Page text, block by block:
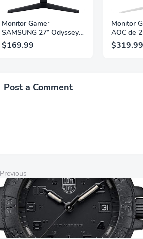
Monitor Gamer
SAMSUNG 27” Odyssey
G5 G53F con Resolución
QHD, HDR10, Frecuencia
Ecualizador Negro,
$169.99
Monitor
AOC de
QHD
1ms GtG,
$319.99
Post a Comment
Previous